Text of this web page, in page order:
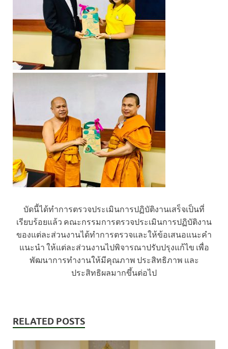
บัดนี้ได้ทำการตรวจประเมินการปฏิบัติงานเสร็จเป็นที่
เรียบร้อยแล้ว คณะกรรมการตรวจประเมินการปฏิบัติงาน
ของแต่ละส่วนงานได้ทำการตรวจและให้ข้อเสนอแนะคำ
แนะนำ ให้แต่ละส่วนงานไปพิจารณาปรับปรุงแก้ไข เพื่อ
พัฒนาการทำงานให้มีคุณภาพ ประสิทธิภาพ และ
ประสิทธิผลมากขึ้นต่อไป
RELATED POSTS